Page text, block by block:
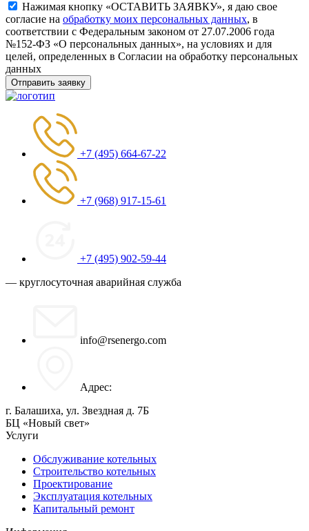
Нажимая кнопку «ОСТАВИТЬ ЗАЯВКУ», я даю свое
согласие на обработку моих персональных данных, в
соответствии с Федеральным законом от 27.07.2006 года
№152-ФЗ «О персональных данных», на условиях и для
целей, определенных в Согласии на обработку персональных
данных
Отправить заявку
+7 (495) 664-67-22
+7 (968) 917-15-61
+7 (495) 902-59-44
— круглосуточная аварийная служба
info@rsenergo.com
Адрес:
г. Балашиха, ул. Звездная д. 7Б
БЦ «Новый свет»
Услуги
Обслуживание котельных
Строительство котельных
Проектирование
Эксплуатация котельных
Капитальный ремонт